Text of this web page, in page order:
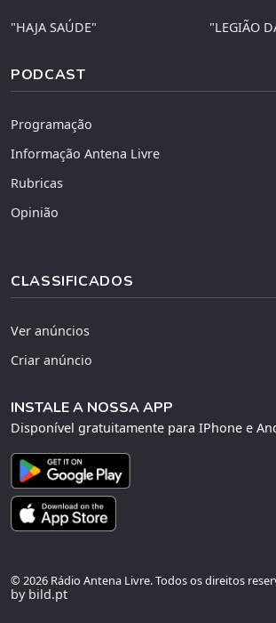
"HAJA SAÚDE" "LEGIÃO
PODCAST
Programação
Informação Antena Livre
Rubricas
Opinião
CLASSIFICADOS
Ver anúncios
Criar anúncio
INSTALE A NOSSA APP
Disponível gratuitamente para IPhone e
© 2026 Rádio Antena Livre. Todos os direitos
by bild.pt